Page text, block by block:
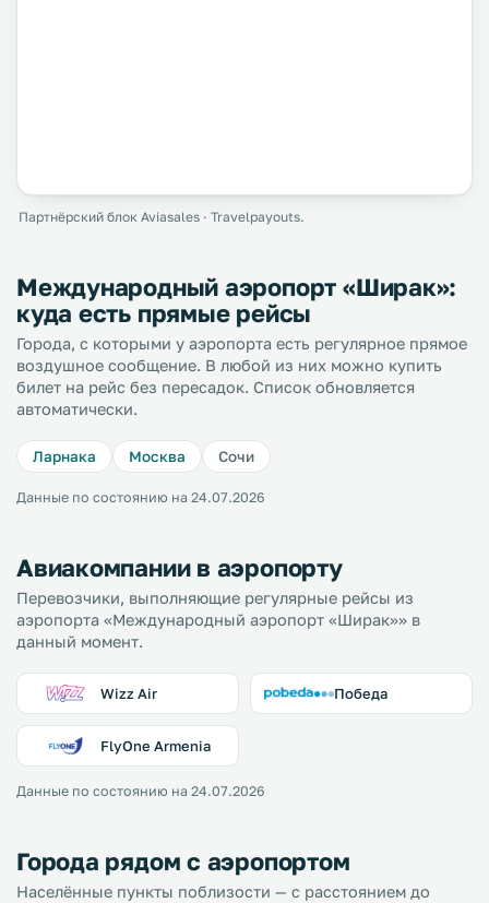
Партнёрский блок Aviasales · Travelpayouts.
Международный аэропорт «Ширак»:
куда есть прямые рейсы
Города, с которыми у аэропорта есть регулярное прямое
воздушное сообщение. В любой из них можно купить
билет на рейс без пересадок. Список обновляется
автоматически.
Ларнака Москва Сочи
Данные по состоянию на 24.07.2026
Авиакомпании в аэропорту
Перевозчики, выполняющие регулярные рейсы из
аэропорта «Международный аэропорт «Ширак»» в
данный момент.
Wizz Air Победа
FlyOne Armenia
Данные по состоянию на 24.07.2026
Города рядом с аэропортом
Населённые пункты поблизости — с расстоянием до